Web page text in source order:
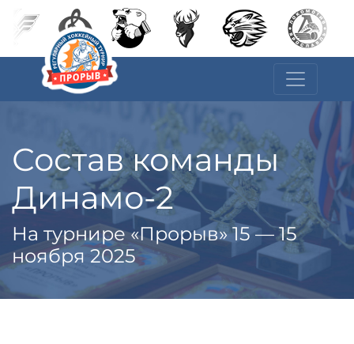
Состав команды
Динамо-2
На турнире «Прорыв» 15 — 15
ноября 2025